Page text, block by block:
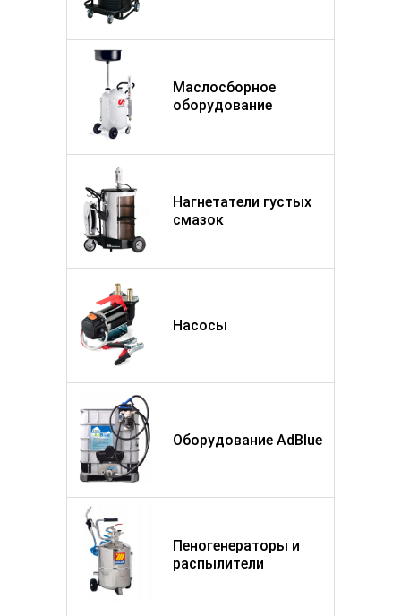
Маслосборное
оборудование
Нагнетатели густых
смазок
Насосы
Оборудование AdBlue
Пеногенераторы и
распылители